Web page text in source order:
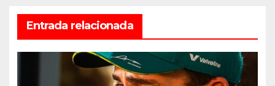
Entrada relacionada